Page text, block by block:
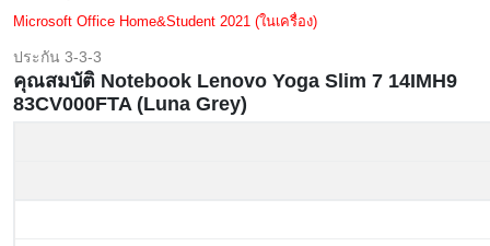
Microsoft Office Home&Student 2021 (ในเครื่อง)
ประกัน 3-3-3
คุณสมบัติ Notebook Lenovo Yoga Slim 7 14IMH9
83CV000FTA (Luna Grey)